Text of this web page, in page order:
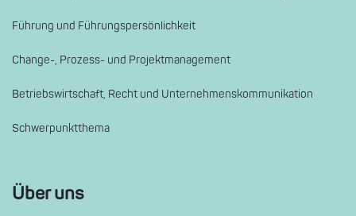
Führung und Führungspersönlichkeit
Change-, Prozess- und Projektmanagement
Betriebswirtschaft, Recht und Unternehmenskommunikation
Schwerpunktthema
Über uns